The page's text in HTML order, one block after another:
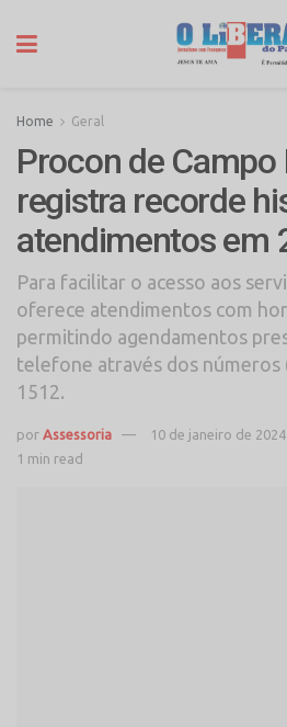
Home Geral
Procon de
registra recorde
atendimentos em
Para facilitar o acesso aos
oferece atendimentos com
permitindo agendamentos
telefone através dos números
1512.
por Assessoria
10 de janeiro de 2024
1 min read